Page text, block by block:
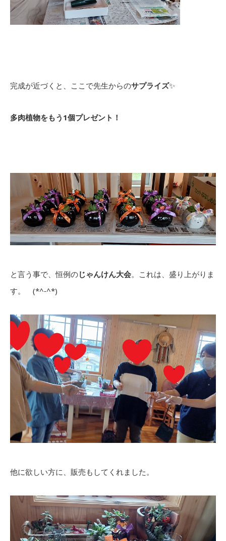
完成が近づくと、ここで先生からのサプライズ✨
多肉植物をもう1個プレゼント！
と言う事で、恒例のじゃんけん大会。これは、盛り上がりま
す。 (*^-^*)
他に欲しい方に、販売もしてくれました。